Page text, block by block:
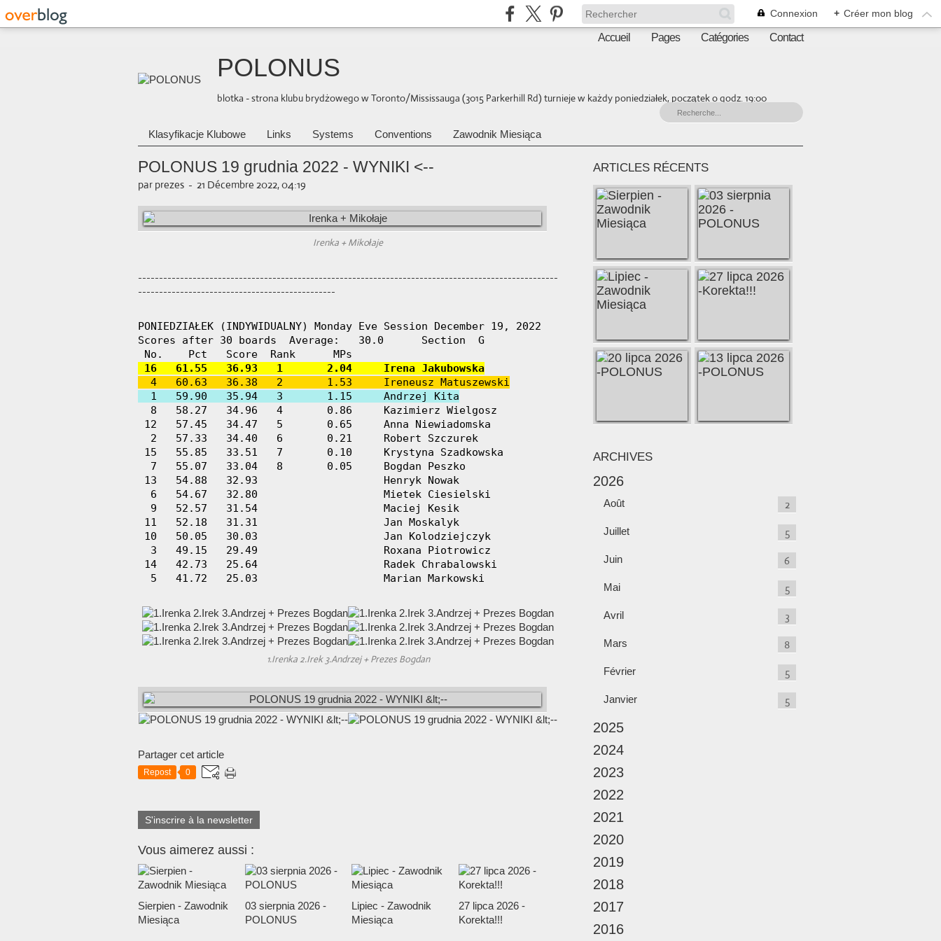
Connexion + Créer mon blog
Accueil Pages Catégories Contact
POLONUS
blotka - strona klubu brydżowego w Toronto/Mississauga (3015 Parkerhill Rd) turnieje w każdy poniedziałek, początek o godz. 19:00
Klasyfikacje Klubowe Links Systems Conventions Zawodnik Miesiąca
POLONUS 19 grudnia 2022 - WYNIKI <--
par prezes - 21 Décembre 2022, 04:19
Irenka + Mikołaje
----------------------------------------------------------------------------------------------------
-----------------------------------------------
PONIEDZIAŁEK (INDYWIDUALNY) Monday Eve Session December 19, 2022
Scores after 30 boards  Average:   30.0      Section  G
16   61.55   36.93   1       2.04     Irena Jakubowska
  4   60.63   36.38   2       1.53     Ireneusz Matuszewski
  1   59.90   35.94   3       1.15     Andrzej Kita
  8   58.27   34.96   4       0.86     Kazimierz Wielgosz
12   57.45   34.47   5       0.65     Anna Niewiadomska
  2   57.33   34.40   6       0.21     Robert Szczurek
15   55.85   33.51   7       0.10     Krystyna Szadkowska
  7   55.07   33.04   8       0.05     Bogdan Peszko
13   54.88   32.93                    Henryk Nowak
  6   54.67   32.80                    Mietek Ciesielski
  9   52.57   31.54                    Maciej Kesik
11   52.18   31.31                    Jan Moskalyk
10   50.05   30.03                    Jan Kolodziejczyk
  3   49.15   29.49                    Roxana Piotrowicz
14   42.73   25.64                    Radek Chrabalowski
  5   41.72   25.03                    Marian Markowski
1.Irenka 2.Irek 3.Andrzej + Prezes Bogdan
Partager cet article
Repost 0
S'inscrire à la newsletter
Vous aimerez aussi :
Sierpien - Zawodnik
Miesiąca
03 sierpnia 2026 -
POLONUS
Lipiec - Zawodnik
Miesiąca
27 lipca 2026 -
Korekta!!!
ARTICLES RÉCENTS
ARCHIVES
2026
Août 2
Juillet 5
Juin 6
Mai 5
Avril 3
Mars 8
Février 5
Janvier 5
2025
2024
2023
2022
2021
2020
2019
2018
2017
2016